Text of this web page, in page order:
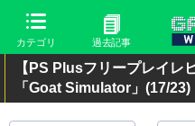
カテゴリ 過去記事
【PS Plusフリープレイレ
「Goat Simulator」 (17/23)